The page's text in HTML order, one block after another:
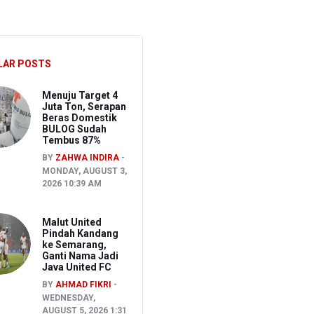
POSTS
Menuju Target 4
Juta Ton, Serapan
Beras Domestik
BULOG Sudah
Tembus 87%
BY ZAHWA INDIRA
MONDAY, AUGUST 3,
2026 10:39 AM
Malut United
Pindah Kandang
ke Semarang,
Ganti Nama Jadi
Java United FC
BY AHMAD FIKRI
WEDNESDAY,
AUGUST 5, 2026 1:31